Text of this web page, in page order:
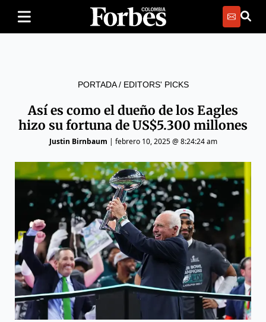
PORTADA/ EDITORS' PICKS
Así es como el dueño de los Eagles
hizo su fortuna de US$5.300 millones
Justin Birnbaum | febrero 10, 2025 @ 8:24:24 am